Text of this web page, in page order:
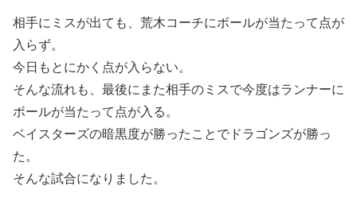
相手にミスが出ても、荒木コーチにボールが当たって点が
入らず。
今日もとにかく点が入らない。
そんな流れも、最後にまた相手のミスで今度はランナーに
ボールが当たって点が入る。
ベイスターズの暗黒度が勝ったことでドラゴンズが勝っ
た。
そんな試合になりました。